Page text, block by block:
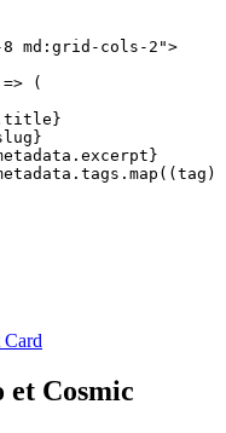
md:grid-cols-2 ">
=> (
title}
}
. excerpt}
. tags . map ( (tag )
Card
et Cosmic